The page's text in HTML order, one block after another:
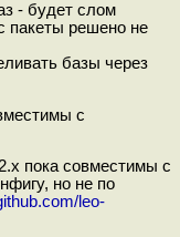
- будет слом
пакеты решено не
базы через
с
пока совместимы с
но не по
leo-